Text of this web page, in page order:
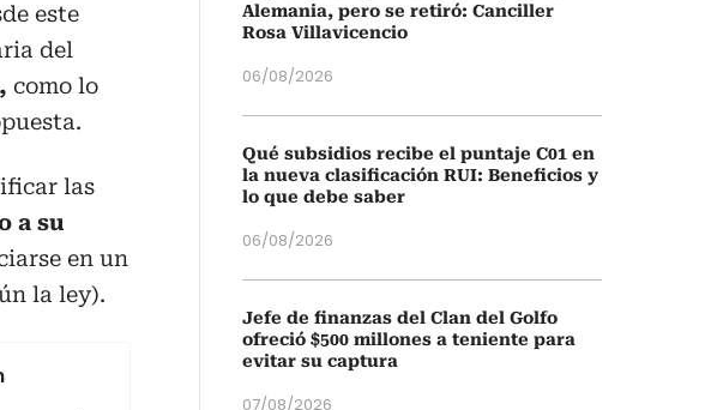
este
del
como lo
las
a su
en un
la ley).
Alemania, pero se retiró: Canciller
Rosa Villavicencio
06/08/2026
Qué subsidios recibe el puntaje C01 en
la nueva clasificación RUI: Beneficios y
lo que debe saber
06/08/2026
Jefe de finanzas del Clan del Golfo
ofreció $500 millones a teniente para
evitar su captura
07/08/2026